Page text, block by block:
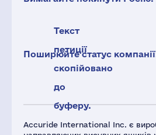
Accuride International Inc. є
Текст
петиції
скопійовано
до
буферу.
Поширюйте статус